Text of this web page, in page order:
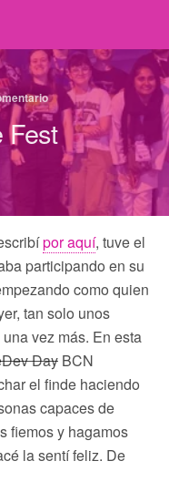
Fest
por aquí, tuve el
participando en su
como quien
tan solo unos
vez más. En esta
Day BCN
el finde haciendo
capaces de
fiemos y hagamos
la sentí feliz. De